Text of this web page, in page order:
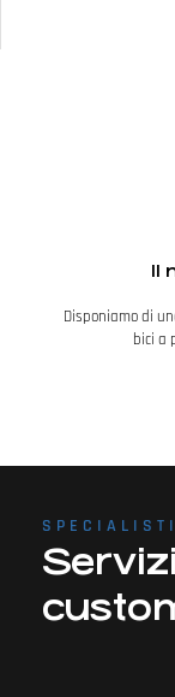
Il
Disponiamo di
bici a